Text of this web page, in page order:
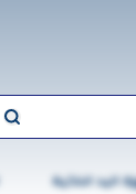
اليد الذكية